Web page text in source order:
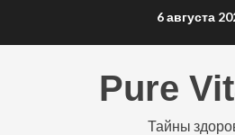
6 августа
Pure
Тайны